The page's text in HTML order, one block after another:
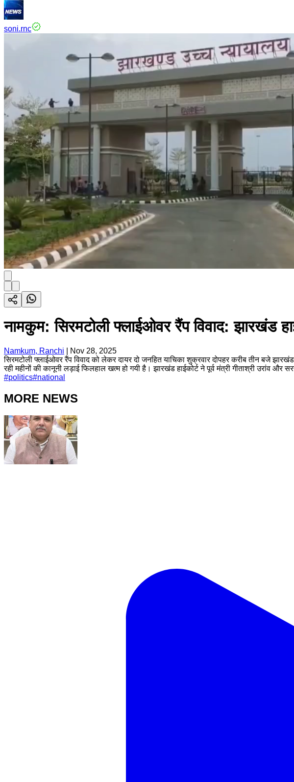
soni.rnc
नामकुम: सिरमटोली फ्लाईओवर रैंप विवाद: झारखंड
Namkum, Ranchi
Nov 28, 2025
सिरमटोली फ्लाईओवर रैंप विवाद को लेकर दायर दो जनहित याचिका शुक्रवार दोपहर करीब तीन बजे
रही महीनों की कानूनी लड़ाई फिलहाल खत्म हो गयी है। झारखंड हाईकोर्ट ने पूर्व मंत्री गीताश्री उरांव और
#politics#national
MORE NEWS